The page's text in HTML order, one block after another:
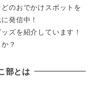
のおでかけスポットを
発信中！
ズを紹介しています！
？
部とは